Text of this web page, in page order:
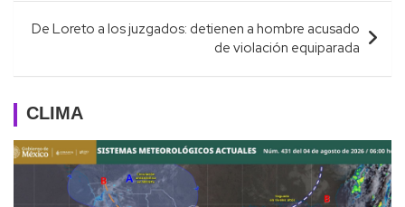
De Loreto a los juzgados: detienen a hombre acusado
de violación equiparada
CLIMA